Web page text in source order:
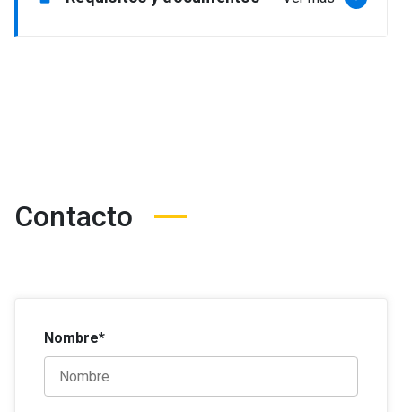
administración, finanzas u otra afín y/o que
Documentos para postular
Contacto
Nombre*